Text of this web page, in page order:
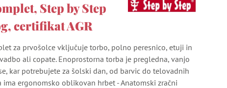
Step by Step
certifikat AGR
za prvošolce vključuje torbo, polno peresnico, etuji in
ali copate. Enoprostorna torba je pregledna, vanjo
kar potrebujete za šolski dan, od barvic do telovadnih
ima ergonomsko oblikovan hrbet - Anatomski zračni